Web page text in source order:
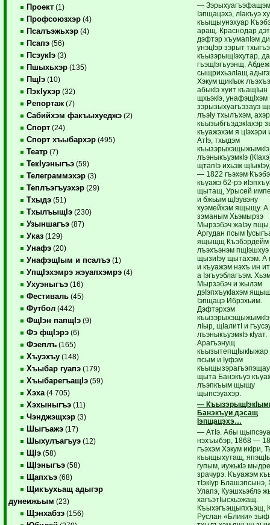
Проект (1)
Профсоюзхэр (4)
Псалъэжьхэр (4)
Псапэ (56)
ПсэукIэ (3)
Пшыхьхэр (135)
ПщIэ (10)
ПэкIухэр (32)
Репортаж (7)
Сабийхэм факъыхуеджэ (2)
Спорт (24)
Спорт хъыбархэр (495)
Театр (7)
ТекIуэныгъэ (59)
Телеграммэхэр (3)
Теплъэгъуэхэр (29)
Тхыдэ (51)
ТхылъыщIэ (230)
Узыншагъэ (87)
Указ (129)
Унафэ (20)
УнафэщIым и псалъэ (1)
УпщIэхэмрэ жэуапхэмрэ (4)
Ухуэныгъэ (16)
Фестиваль (45)
Футбол (442)
ФщIэн папщIэ (9)
Фэ фщIэрэ (6)
Фэеплъ (165)
Хъуэхъу (148)
Хъыбар гуапэ (179)
ХъыбарегъащIэ (59)
Хэха (4 705)
Хэхыныгъэ (11)
Чэнджэщхэр (3)
Шыгъажэ (17)
Шыхулъагъуэ (12)
ЩIэ (58)
ЩIэныгъэ (58)
Щапхъэ (68)
Щикъухьащ адыгэр
дунеижьым (23)
Щэнхабзэ (156)
—
Iэпщацэхэ, лIакъуэ
къыщыунэхуар
аращ. Краснодар дэт
дэфтэр хъумапIэм ди
унэцIэр зэрыт
къызэрыщIэхутар,
гъэщIэгъуэнщ.
сыщрихьэлIащ
Хэкум щикIыж
абыкIэ хуит къащIын
щхьэкIэ, унафэщIхэм
зэрызыхуагъэзауэ
лъэIу тхылъхэм, ахэр
къызыбгъэдэкIахэр
къуажэхэм я цIэхэри
АтIэ, тхыдэм
лъэныкъуэмкIэ
щтапIэ ихьэж
— 1822 гъэхэм
къуажэ 62-рэ
щытащ, Урысей
и бжьым щIэувэну
хуэмейхэм ящыщу. А
зэманым Хьэмырзэ
Мырзэбэч жаIэу пщы
Аргудан псым
ящыщщ Къэбэрдейм
лъэхъэнэм пщIэшхуэ
щызиIэу щытахэм.
и къуажэм нэхъ ин
а Iэгъуэблагъэм.
Мырзэбэч и жылэм
дэIэпхъукIахэм
Iэпщацэ Ибрэхьим.
Дэфтэрхэм
лIыр, щIалитI и
лъэныкъуэмкIэ кIуат.
Арагъэнущ
къызытепщIыкIыжар
псым и Iуфэм
щыта Банэкъуэ
лъэпкъым щыщу
щыпсэуахэр.
—
Банэкъуи дэсащ
Iэпщацэхэ…
— АтIэ. Абы
нэхъыбэр, 1868 —
гъэхэм Хэкум икIри,
къыщыхутащ,
гупым, иужькIэ
зрачурэ. Къуажэм
тIэкIур Блашэпсынэ,
Улапэ, Куэшхьэблэ
хагъэтIысхьэжащ.
Къыхэгъэщыпхъэщ,
Руслан «Блики»